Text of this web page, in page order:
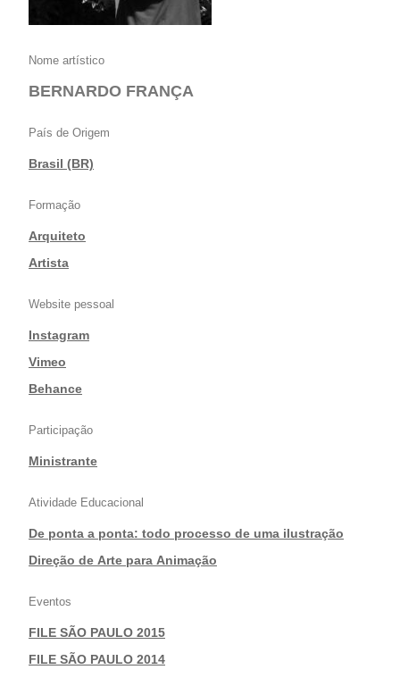
Nome artístico
BERNARDO FRANÇA
País de Origem
Brasil (BR)
Formação
Arquiteto
|Artista
Website pessoal
Instagram
|Vimeo
|Behance
Participação
Ministrante
Atividade Educacional
De ponta a ponta: todo processo de uma ilustração
|Direção de Arte para Animação
Eventos
FILE SÃO PAULO 2015
|FILE SÃO PAULO 2014